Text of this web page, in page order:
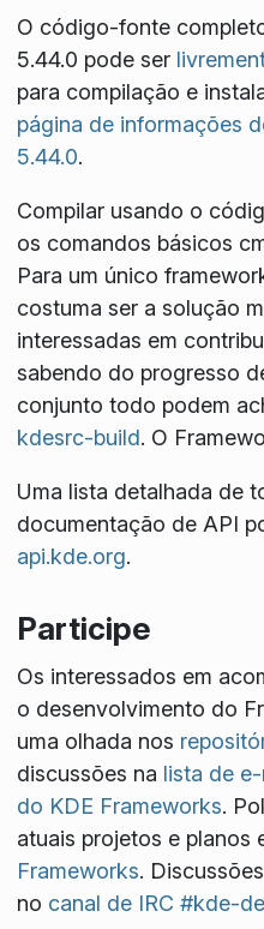
O código-fonte
5.44.0 pode ser
para compilação e
página de informações
5.44.0.
Compilar usando o
os comandos básicos
Para um único
costuma ser a solução
interessadas em
sabendo do progresso
conjunto todo podem
kdesrc-build. O
Uma lista detalhada de
documentação de API
api.kde.org.
Participe
Os interessados em
o desenvolvimento do
uma olhada nos
discussões na lista de
do KDE Frameworks.
atuais projetos e planos
Frameworks.
no canal de IRC #kde-